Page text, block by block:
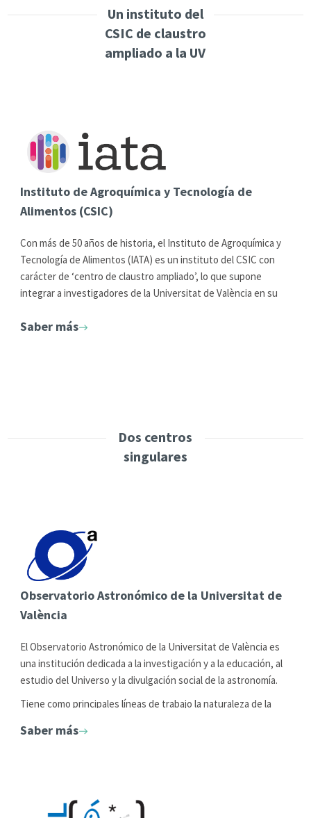
Un instituto del
CSIC de claustro
ampliado a la UV
Instituto de Agroquímica y Tecnología de
Alimentos (CSIC)
Con más de 50 años de historia, el Instituto de Agroquímica y
Tecnología de Alimentos (IATA) es un instituto del CSIC con
carácter de ‘centro de claustro ampliado’, lo que supone
integrar a investigadores de la Universitat de València en su
Su principal objetivo es la investigación de excelencia sobre la
Saber más
Dos centros
singulares
Observatorio Astronómico de la Universitat de
València
El Observatorio Astronómico de la Universitat de València es
una institución dedicada a la investigación y a la educación, al
estudio del Universo y la divulgación social de la astronomía.
Tiene como principales líneas de trabajo la naturaleza de la
formación y evolución de las estrellas o los asteroides
Saber más